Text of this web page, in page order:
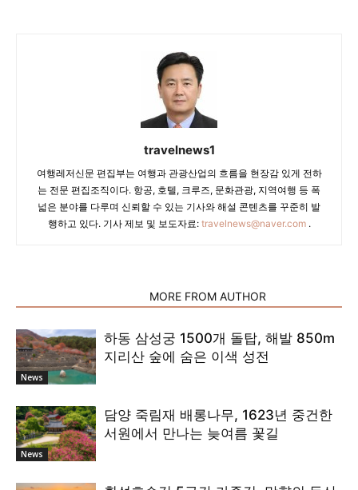
travelnews1
여행레저신문 편집부는 여행과 관광산업의 흐름을 현장감 있게 전하
는 전문 편집조직이다. 항공, 호텔, 크루즈, 문화관광, 지역여행 등 폭
넓은 분야를 다루며 신뢰할 수 있는 기사와 해설 콘텐츠를 꾸준히 발
행하고 있다. 기사 제보 및 보도자료: travelnews@naver.com.
MORE FROM AUTHOR
News
하동 삼성궁 1500개 돌탑, 해발 850m
지리산 숲에 숨은 이색 성전
News
담양 죽림재 배롱나무, 1623년 중건한
서원에서 만나는 늦여름 꽃길